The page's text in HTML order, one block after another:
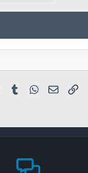
PinterestTumblr WhatsApp
E-posta